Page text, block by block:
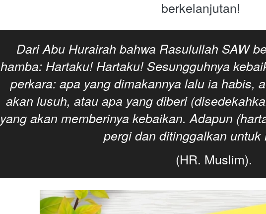
berkelanjutan!
Dari Abu Hurairah bahwa Rasulullah SAW
hamba: Hartaku! Hartaku! Sesungguhnya
perkara: apa yang dimakannya lalu ia habis,
akan lusuh, atau apa yang diberi
yang akan memberinya kebaikan. Adapun
pergi dan ditinggalkan untuk
(HR. Muslim).